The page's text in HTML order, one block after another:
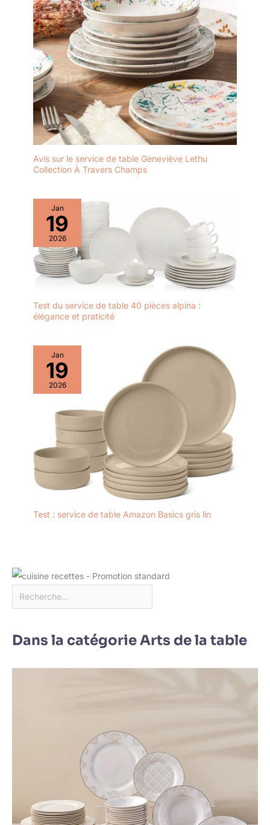
produisent sur nos pièces en
céramique faites à la main.
Chaque service de table est
unique. Veuillez noter que les
variations de couleur ne sont
pas des défauts, mais plutôt le
résultat de la perfection
inhérente à ce processus
ancien.
Avis sur le service de table Geneviève Lethu
Collection À Travers Champs‍‍‍‍‍‍‍‍‍‍‍‍‍‍‍‍‍‍‍‍‍‍‍‍‍‍‍‍‍‍‍‍‍‍‍‍‍‍‍‍‍‍‍‍‍‍‍‍‍‍‍‍‍‍‍‍‍‍‍‍‍‍‍‍‍‍‍‍‍‍‍‍‍‍‍‍‍‍‍‍‍‍‍‍‍‍‍‍‍‍‍‍‍‍‍‍‍‍‍‍‍‍‍‍‍‍‍‍‍‍‍‍‍‍‍‍‍‍‍‍‍‍‍‍‍‍‍‍‍‍‍‍‍‍‍‍‍‍‍‍‍‍‍‍‍‍‍‍‍‍‍‍‍‍‍‍‍‍‍‍‍‍‍‍‍‍‍‍‍‍‍‍‍‍‍‍‍‍‍‍‍‍‍
Jan
19
2026
Test du service de table 40 pièces alpina :
élégance et praticité
Jan
19
2026
Test : service de table Amazon Basics gris lin
Dans la catégorie Arts de la table